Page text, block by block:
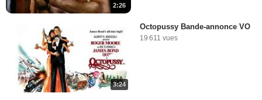
2:26
3:24
Octopussy Bande-annonce VO
19 611 vues